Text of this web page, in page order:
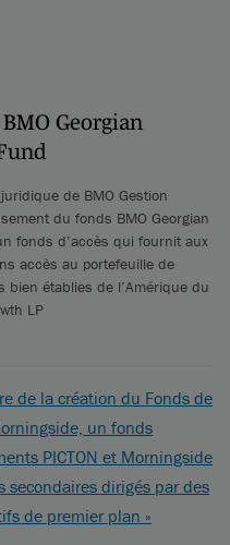
Georgian
de BMO Gestion
du fonds BMO Georgian
fonds d’accès qui fournit aux
accès au portefeuille de
bien établies de l’Amérique du
LP
de la création du Fonds de
un fonds
PICTON et Morningside
secondaires dirigés par des
de premier plan »